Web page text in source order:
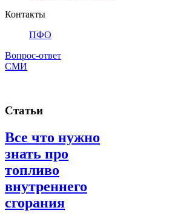
Контакты
ПФО
Вопрос-ответ
СМИ
Статьи
Все что нужно
знать про
топливо
внутреннего
сгорания